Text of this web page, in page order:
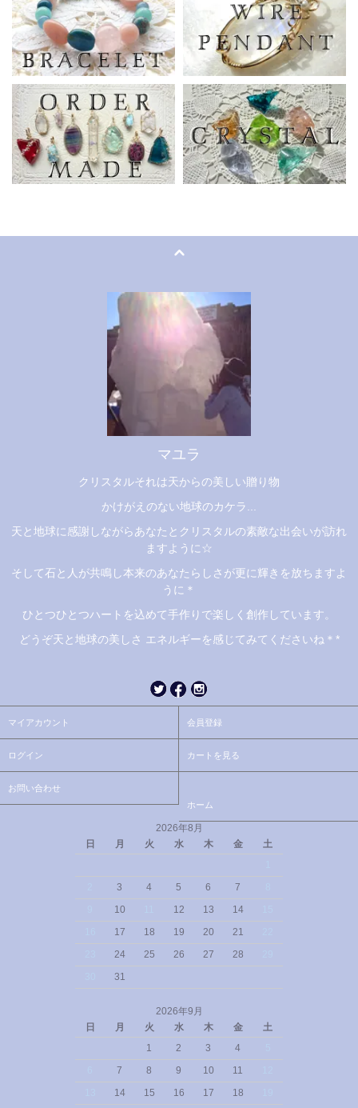
マユラ
クリスタルそれは天からの美しい贈り物
かけがえのない地球のカケラ...
天と地球に感謝しながらあなたとクリスタルの素敵な出会いが訪れ
ますように☆
そして石と人が共鳴し本来のあなたらしさが更に輝きを放ちますよ
うに＊
ひとつひとつハートを込めて手作りで楽しく創作しています。
どうぞ天と地球の美しさ エネルギーを感じてみてくださいね＊*
マイアカウント 会員登録
ログイン カートを見る
お問い合わせ
ホーム
2026年8月
日
月 火 水 木 金
土
3 4 5 6 7
10 12 13 14
17 18 19 20 21
24 25 26 27 28
31
2026年9月
日
月 火 水 木 金
土
1
2 3 4
7 8 9 10 11
14 15 16 17 18